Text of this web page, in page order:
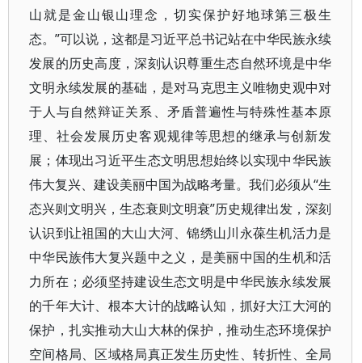
山就是金山银山理念，切实保护好地球第三极生
态。”可以说，这都是习近平总书记站在中华民族永续
发展的历史高度，深刻认识尊重生态自然环境是中华
文明永续发展的基础，是对马克思主义唯物史观中对
于人与自然辩证关系、矛盾普遍性与特殊性基本原
理、社会发展历史客观规律等思想的继承与创新发
展；体现出习近平生态文明思想始终以实现中华民族
伟大复兴、建设美丽中国为战略考量。我们必须从“生
态兴则文明兴，生态衰则文明衰”历史规律出发，深刻
认识到让祖国的大山大河、锦绣山川永葆生机活力是
中华民族伟大复兴题中之义，是美丽中国的生机和活
力所在；必须坚持建设生态文明是中华民族永续发展
的千年大计、根本大计的战略认知，抓好大江大河的
保护，扎实推动大山大林的保护，推动生态环境保护
空间格局、区域格局真正发生历史性、转折性、全局